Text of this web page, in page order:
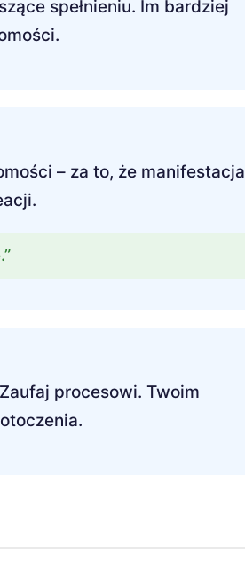
spełnieniu. Im bardziej
– za to, że manifestacja
procesowi. Twoim